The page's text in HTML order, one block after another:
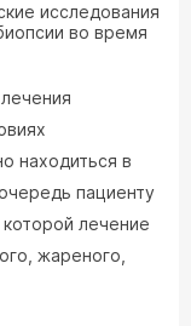
исследования
во время
находиться в
пациенту
лечение
жареного,